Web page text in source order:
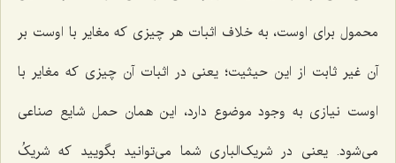
محمول برای اوست، به خلاف اثبات هر چیزی که مغایر با اوست بر
آن غیر ثابت از این حیثیت؛ یعنی در اثبات آن چیزی که مغایر با
اوست نیازی به وجود موضوع دارد، این همان حمل شایع صناعی
می‌شود. یعنی در شریک‌الباری شما می‌توانید بگویید که شریکُ